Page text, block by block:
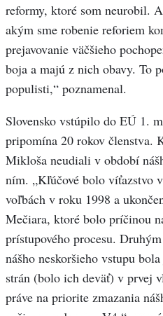
reformy, ktoré som neurobil.
akým sme robenie reforiem
prejavovanie väčšieho
boja a majú z nich obavy. To
populisti,“ poznamenal.
Slovensko vstúpilo do EÚ 1.
pripomína 20 rokov členstva.
Mikloša neudiali v období
ním. „Kľúčové bolo víťazstvo
voľbách v roku 1998 a
Mečiara, ktoré bolo príčinou
prístupového procesu.
nášho neskoršieho vstupu
strán (bolo ich deväť) v prvej
práve na priorite zmazania